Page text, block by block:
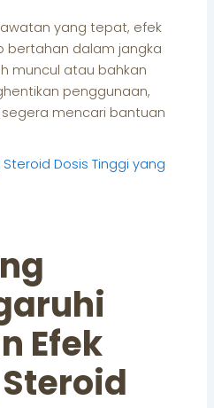
yang tepat, efek
bertahan dalam jangka
muncul atau bahkan
penggunaan,
mencari bantuan
Dosis Tinggi yang
Efek